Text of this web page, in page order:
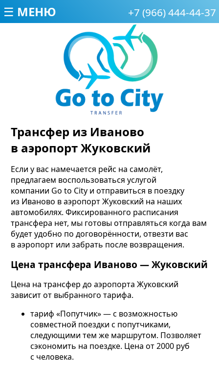
☰ МЕНЮ +7 (966) 444-44-37
Трансфер из Иваново
в аэропорт Жуковский
Если у вас намечается рейс на самолёт,
предлагаем воспользоваться услугой
компании Go to City и отправиться в поездку
из Иваново в аэропорт Жуковский на наших
автомобилях. Фиксированного расписания
трансфера нет, мы готовы отправляться когда вам
будет удобно по договорённости, отвезти вас
в аэропорт или забрать после возвращения.
Цена трансфера Иваново — Жуковский
Цена на трансфер до аэропорта Жуковский
зависит от выбранного тарифа.
тариф «Попутчик» — с возможностью
совместной поездки с попутчиками,
следующими тем же маршрутом. Позволяет
сэкономить на поездке. Цена от 2000 руб
с человека.